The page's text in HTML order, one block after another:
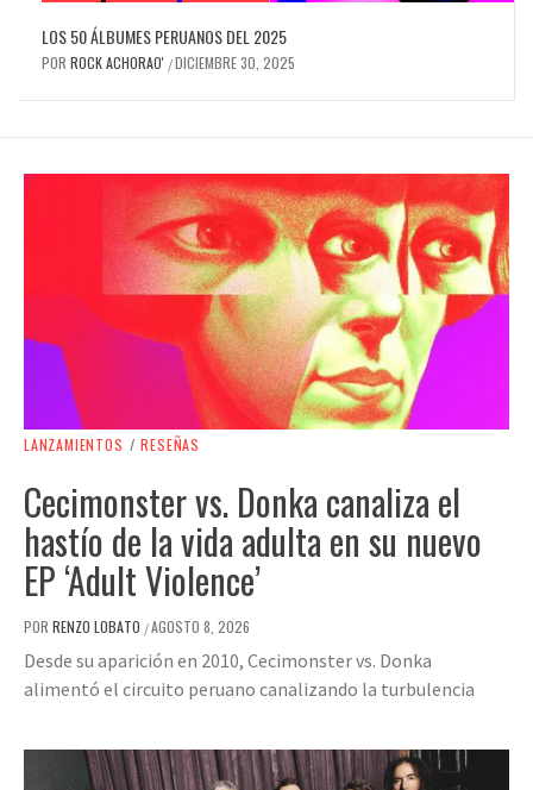
LOS 50 ÁLBUMES PERUANOS DEL 2025
POR ROCK ACHORAO' /DICIEMBRE 30, 2025
LANZAMIENTOS / RESEÑAS
Cecimonster vs. Donka canaliza el
hastío de la vida adulta en su nuevo
EP ‘Adult Violence’
POR RENZO LOBATO /AGOSTO 8, 2026
Desde su aparición en 2010, Cecimonster vs. Donka
alimentó el circuito peruano canalizando la turbulencia